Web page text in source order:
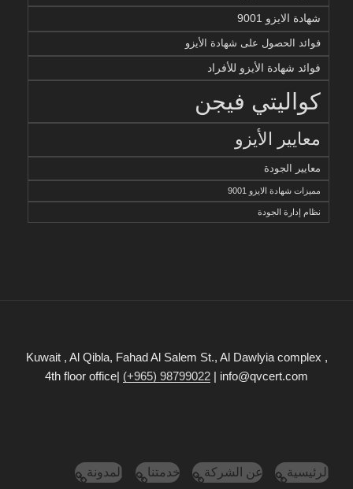
شهادة الايزو 9001
فوائد الحصول على شهادة الأيزو
فوائد شهادة الأيزو للأفراد
كواليتي فيجن
معايير الأيزو
معايير الجودة
مميزات شهادة الايزو 9001
نظام إدارة الجودة
Kuwait , Al Qibla, Fahad Al Salem St., Al Dawlyia complex ,
4th floor office| (+965) 98799022 | info@qvcert.com
الرئيسية عن الشركة خدمتنا المدونة